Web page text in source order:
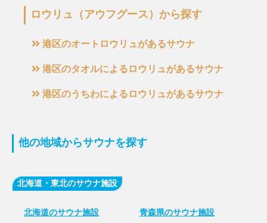
ロウリュ（アウフグース）から探す
港区のオートロウリュがあるサウナ
港区のタオルによるロウリュがあるサウナ
港区のうちわによるロウリュがあるサウナ
他の地域からサウナを探す
北海道・東北のサウナ施設
北海道のサウナ施設 青森県のサウナ施設